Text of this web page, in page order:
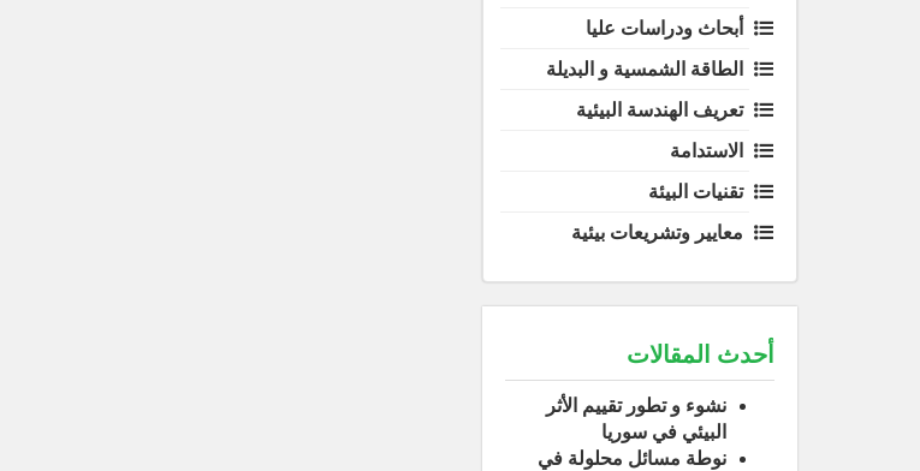
أبحاث ودراسات عليا
الطاقة الشمسية و البديلة
تعريف الهندسة البيئية
الاستدامة
تقنيات البيئة
معايير وتشريعات بيئية
أحدث المقالات
نشوء و تطور تقييم الأثر
البيئي في سوريا
نوطة مسائل محلولة في